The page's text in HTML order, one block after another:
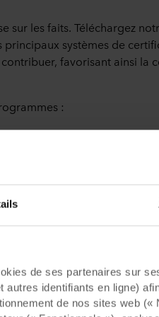
de ses partenaires sur
identifiants en ligne)
de nos sites web
les faits. Téléchargez
systèmes de
favorisant ainsi la
:
nous avons
de Rockpanel pour la